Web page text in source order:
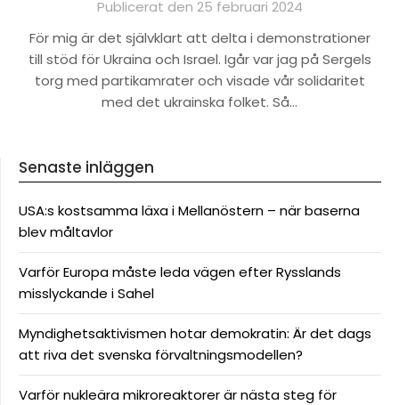
Publicerat den 25 februari 2024
För mig är det självklart att delta i demonstrationer
till stöd för Ukraina och Israel. Igår var jag på Sergels
torg med partikamrater och visade vår solidaritet
med det ukrainska folket. Så…
Senaste inläggen
USA:s kostsamma läxa i Mellanöstern – när baserna
blev måltavlor
Varför Europa måste leda vägen efter Rysslands
misslyckande i Sahel
Myndighetsaktivismen hotar demokratin: Är det dags
att riva det svenska förvaltningsmodellen?
Varför nukleära mikroreaktorer är nästa steg för